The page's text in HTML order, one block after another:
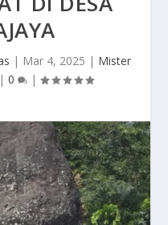
| Mar 4, 2025 | Mister
| 0 |